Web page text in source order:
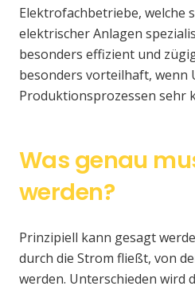
Elektrofachbetriebe, welche
elektrischer Anlagen
besonders effizient und
besonders vorteilhaft, wenn
Produktionsprozessen sehr
Was genau
werden?
Prinzipiell kann gesagt
durch die Strom fließt, von
werden. Unterschieden wird